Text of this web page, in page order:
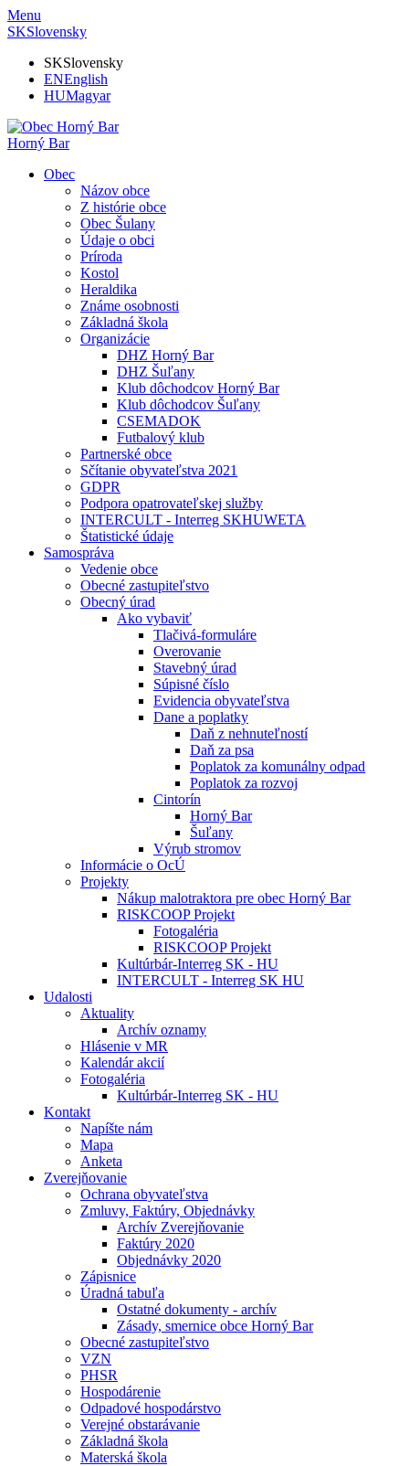
Menu
SKSlovensky
SKSlovensky
ENEnglish
HUMagyar
Horný Bar
Obec
Názov obce
Z histórie obce
Obec Šulany
Údaje o obci
Príroda
Kostol
Heraldika
Známe osobnosti
Základná škola
Organizácie
DHZ Horný Bar
DHZ Šuľany
Klub dôchodcov Horný Bar
Klub dôchodcov Šuľany
CSEMADOK
Futbalový klub
Partnerské obce
Sčítanie obyvateľstva 2021
GDPR
Podpora opatrovateľskej služby
INTERCULT - Interreg SKHUWETA
Štatistické údaje
Samospráva
Vedenie obce
Obecné zastupiteľstvo
Obecný úrad
Ako vybaviť
Tlačivá-formuláre
Overovanie
Stavebný úrad
Súpisné číslo
Evidencia obyvateľstva
Dane a poplatky
Daň z nehnuteľností
Daň za psa
Poplatok za komunálny odpad
Poplatok za rozvoj
Cintorín
Horný Bar
Šuľany
Výrub stromov
Informácie o OcÚ
Projekty
Nákup malotraktora pre obec Horný Bar
RISKCOOP Projekt
Fotogaléria
RISKCOOP Projekt
Kultúrbár-Interreg SK - HU
INTERCULT - Interreg SK HU
Udalosti
Aktuality
Archív oznamy
Hlásenie v MR
Kalendár akcií
Fotogaléria
Kultúrbár-Interreg SK - HU
Kontakt
Napíšte nám
Mapa
Anketa
Zverejňovanie
Ochrana obyvateľstva
Zmluvy, Faktúry, Objednávky
Archív Zverejňovanie
Faktúry 2020
Objednávky 2020
Zápisnice
Úradná tabuľa
Ostatné dokumenty - archív
Zásady, smernice obce Horný Bar
Obecné zastupiteľstvo
VZN
PHSR
Hospodárenie
Odpadové hospodárstvo
Verejné obstarávanie
Základná škola
Materská škola